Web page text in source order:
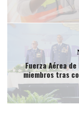
Fuerza Aérea
miembros tras